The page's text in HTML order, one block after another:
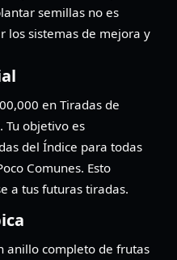
semillas no es
los sistemas de mejora y
en Tiradas de
Tu objetivo es
del Índice para todas
Comunes. Esto
a tus futuras tiradas.
anillo completo de frutas